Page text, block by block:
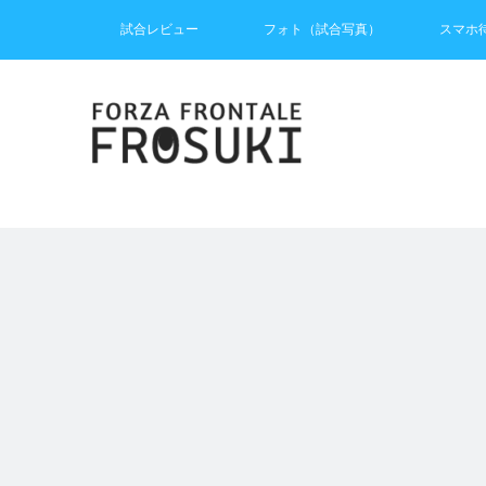
試合レビュー フォト（試合写真） スマホ